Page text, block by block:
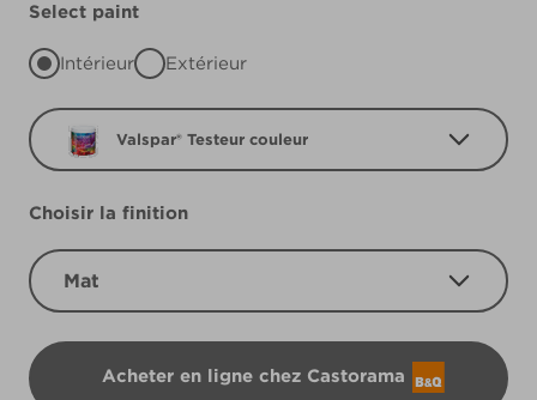
Select paint
Intérieur Extérieur
Valspar® Testeur couleur
Choisir la finition
Mat
Acheter en ligne chez Castorama
B&Q